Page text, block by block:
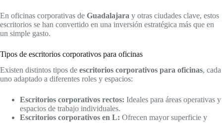
En oficinas corporativas de Guadalajara y otras ciudades clave, estos
escritorios se han convertido en una inversión estratégica más que en
un simple gasto.
Tipos de escritorios corporativos para oficinas
Existen distintos tipos de escritorios corporativos para oficinas, cada
uno adaptado a diferentes roles y espacios:
Escritorios corporativos rectos: Ideales para áreas operativas y
espacios de trabajo individuales.
Escritorios corporativos en L: Ofrecen mayor superficie y